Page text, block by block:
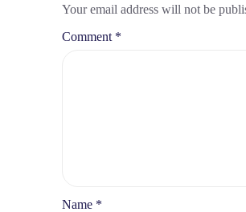
Your email address will not be
Comment *
Name *